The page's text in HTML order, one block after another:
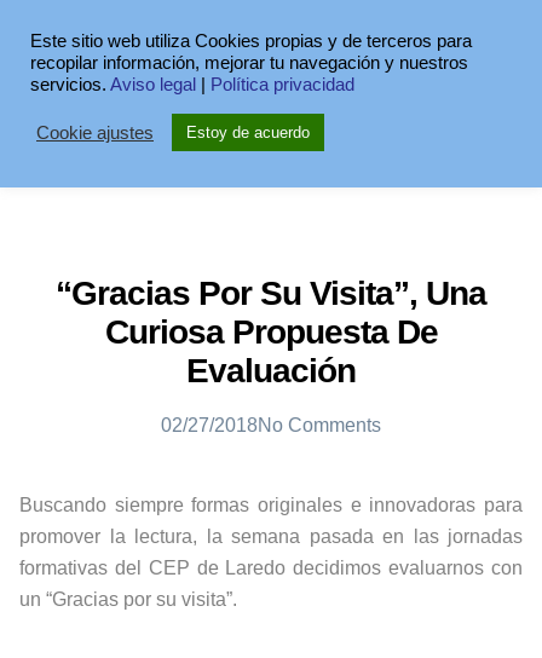
“Gracias Por Su Visita”, Una
Curiosa Propuesta De
Evaluación
02/27/2018No Comments
Buscando siempre formas originales e innovadoras para
promover la lectura, la semana pasada en las jornadas
formativas del CEP de Laredo decidimos evaluarnos con
un “Gracias por su visita”.
Este sitio web utiliza Cookies propias y de terceros para
recopilar información, mejorar tu navegación y nuestros
servicios. Aviso legal Política privacidad
Cookie ajustes Estoy de acuerdo